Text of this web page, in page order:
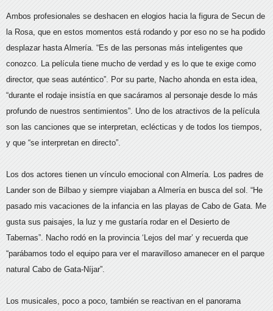
Ambos profesionales se deshacen en elogios hacia la figura de Secun de
la Rosa, que en estos momentos está rodando y por eso no se ha podido
desplazar hasta Almería. “Es de las personas más inteligentes que
conozco. La película tiene mucho de verdad y es lo que te exige como
director, que seas auténtico”. Por su parte, Nacho ahonda en esta idea,
“durante el rodaje insistía en que sacáramos al personaje desde lo más
profundo de nuestros sentimientos”. Uno de los atractivos de la película
son las canciones que se interpretan, eclécticas y de todos los tiempos,
y que “se interpretan en directo”.
Los dos actores tienen un vínculo emocional con Almería. Los padres de
Lander son de Bilbao y siempre viajaban a Almería en busca del sol. “He
pasado mis vacaciones de la infancia en las playas de Cabo de Gata. Me
gusta sus paisajes, la luz y me gustaría rodar en el Desierto de
Tabernas”. Nacho rodó en la provincia ‘Lejos del mar’ y recuerda que
“parábamos todo el equipo para ver el maravilloso amanecer en el parque
natural Cabo de Gata-Níjar”.
Los musicales, poco a poco, también se reactivan en el panorama